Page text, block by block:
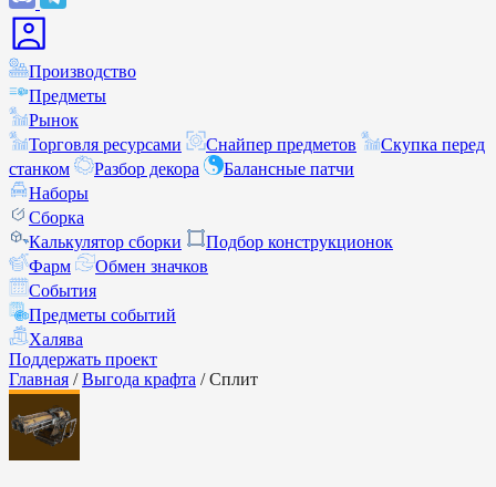
Производство
Предметы
Рынок
Торговля ресурсами
Снайпер предметов
Скупка перед
станком
Разбор декора
Балансные патчи
Наборы
Сборка
Калькулятор сборки
Подбор конструкционок
Фарм
Обмен значков
События
Предметы событий
Халява
Поддержать проект
Главная / Выгода крафта / Сплит